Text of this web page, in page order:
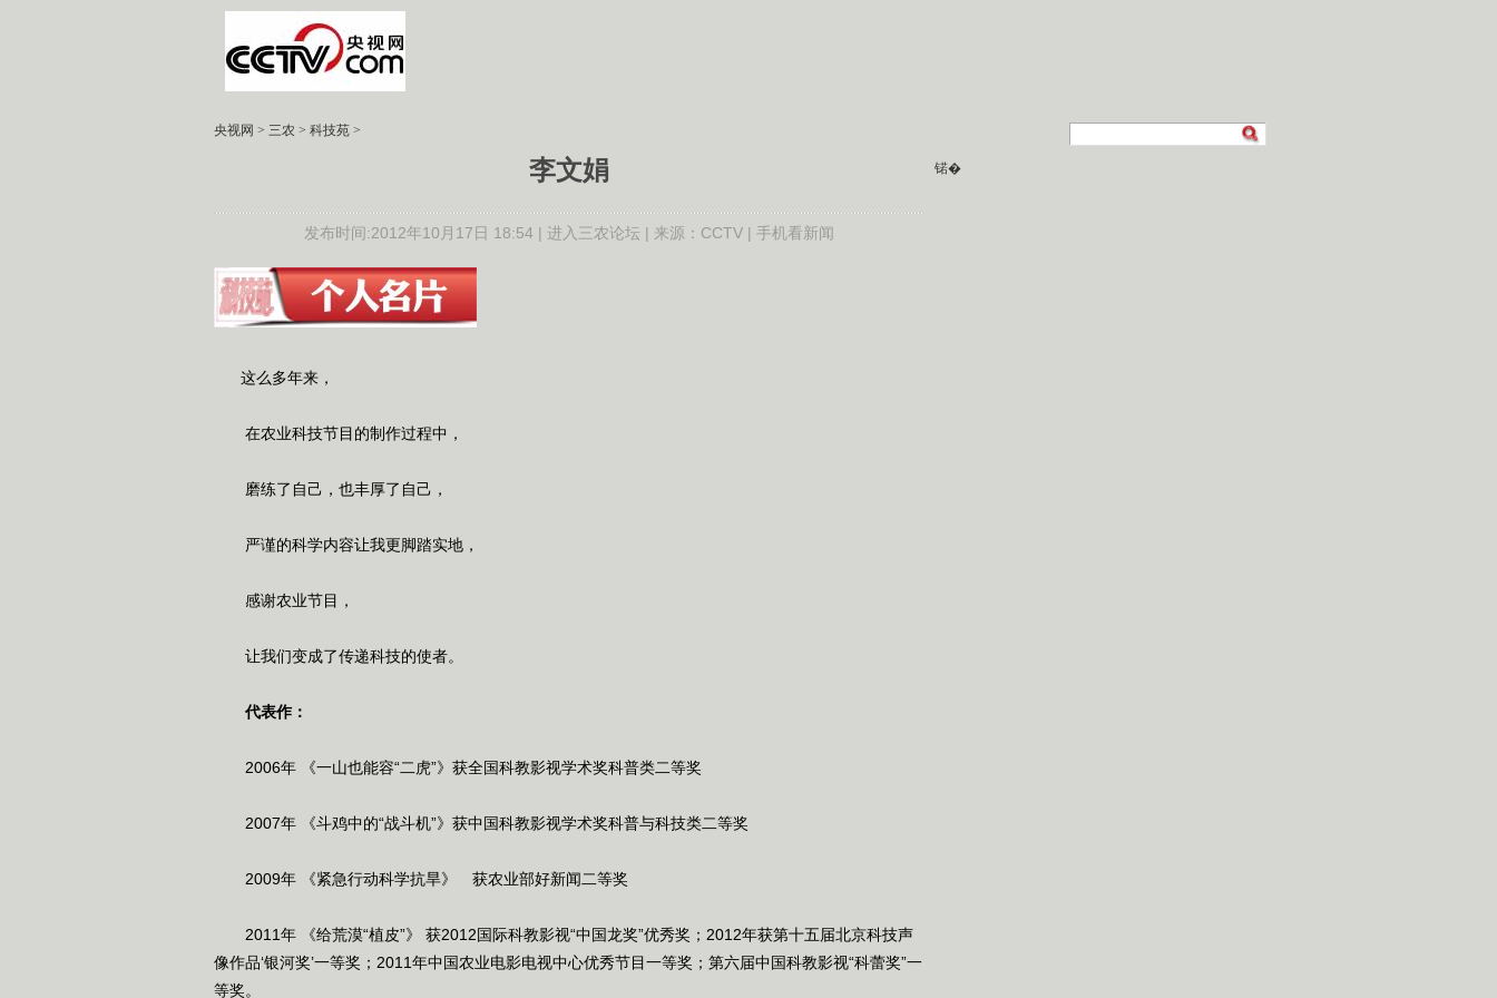
央视网 > 三农 > 科技苑 >
李文娟
发布时间:2012年10月17日 18:54 | 进入三农论坛| 来源：CCTV | 手机看新闻
锘�
这么多年来，
在农业科技节目的制作过程中，
磨练了自己，也丰厚了自己，
严谨的科学内容让我更脚踏实地，
感谢农业节目，
让我们变成了传递科技的使者。
代表作：
2006年 《一山也能容“二虎”》获全国科教影视学术奖科普类二等奖
2007年 《斗鸡中的“战斗机”》获中国科教影视学术奖科普与科技类二等奖
2009年 《紧急行动科学抗旱》 获农业部好新闻二等奖
2011年 《给荒漠“植皮”》 获2012国际科教影视“中国龙奖”优秀奖；2012年获第十五届北京科技声
像作品‘银河奖’一等奖；2011年中国农业电影电视中心优秀节目一等奖；第六届中国科教影视“科蕾奖”一
等奖。